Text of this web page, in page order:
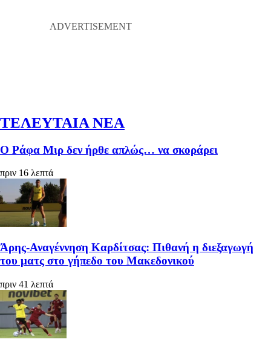
ΤΕΛΕΥΤΑΙΑ ΝΕΑ
Ο Ράφα Μιρ δεν ήρθε απλώς… να σκοράρει
πριν 16 λεπτά
Άρης-Αναγέννηση Καρδίτσας: Πιθανή η διεξαγωγή
του ματς στο γήπεδο του Μακεδονικού
πριν 41 λεπτά